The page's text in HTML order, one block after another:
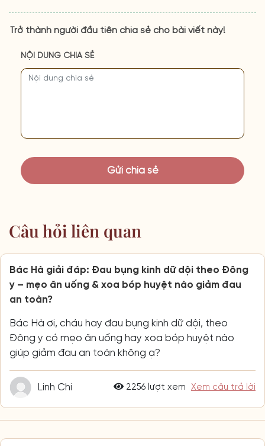
Trở thành người đầu tiên chia sẻ cho bài viết này!
NỘI DUNG CHIA SẺ
Câu hỏi liên quan
Bác Hà giải đáp: Đau bụng kinh dữ dội theo Đông
y – mẹo ăn uống & xoa bóp huyệt nào giảm đau
an toàn?
Bác Hà ơi, cháu hay đau bụng kinh dữ dội, theo
Đông y có mẹo ăn uống hay xoa bóp huyệt nào
giúp giảm đau an toàn không ạ?
Linh Chi 2256 lượt xem Xem câu trả lời